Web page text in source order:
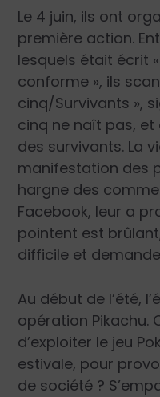
Le 4 juin, ils ont
première action.
lesquels était écrit
conforme », ils
cinq/Survivants »,
cinq ne naît pas,
des survivants. La
manifestation des
hargne des
Facebook, leur a
pointent est
difficile et
Au début de l’été,
opération Pikachu.
d’exploiter le jeu
estivale, pour
de société ?